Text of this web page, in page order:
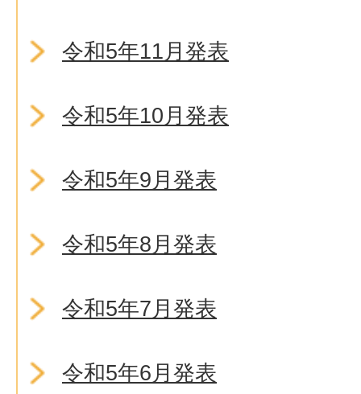
令和5年11月発表
令和5年10月発表
令和5年9月発表
令和5年8月発表
令和5年7月発表
令和5年6月発表